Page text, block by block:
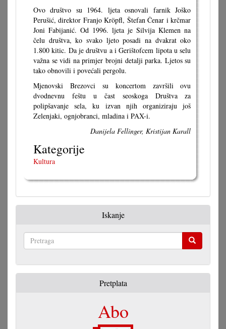
Ovo društvo su 1964. ljeta osnovali farnik Joško
Perušić, direktor Franjo Kröpfl, Štefan Čenar i krčmar
Joni Fabijanić. Od 1996. ljeta je Silvija Klemen na
čelu društva, ko svako ljeto posadi na dvakrat oko
1.800 kitic. Da je društvu a i Gerištofcem lipota u selu
važna se vidi na primjer brojni detalji parka. Ljetos su
tako obnovili i povećali pergolu.
Mjenovski Brezovci su koncertom završili ovu
dvodnevnu feštu u čast seoskoga Društva za
polipšavanje sela, ku izvan njih organiziraju još
Zelenjaki, ognjobranci, mladina i PAX-i.
Danijela Fellinger, Kristijan Karall
Kategorije
Kultura
Iskanje
Pretplata
Abo